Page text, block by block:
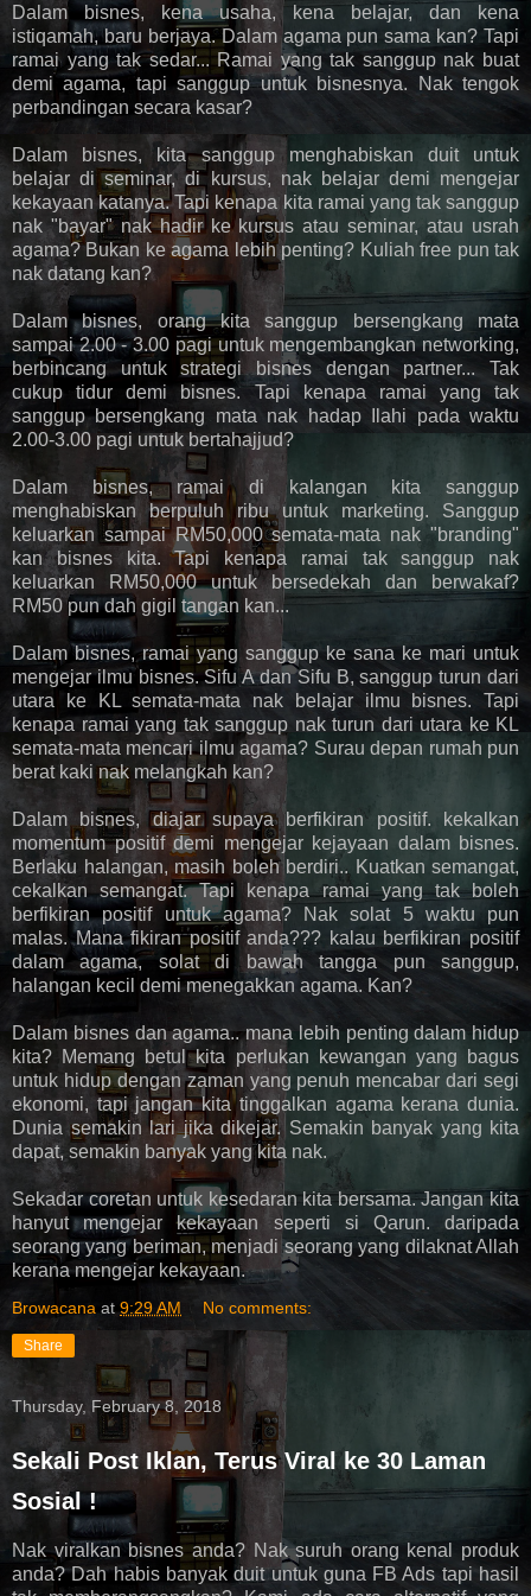
Dalam bisnes, kena usaha, kena belajar, dan kena
istiqamah, baru berjaya. Dalam agama pun sama kan? Tapi
ramai yang tak sedar... Ramai yang tak sanggup nak buat
demi agama, tapi sanggup untuk bisnesnya. Nak tengok
perbandingan secara kasar?
Dalam bisnes, kita sanggup menghabiskan duit untuk
belajar di seminar, di kursus, nak belajar demi mengejar
kekayaan katanya. Tapi kenapa kita ramai yang tak sanggup
nak "bayar" nak hadir ke kursus atau seminar, atau usrah
agama? Bukan ke agama lebih penting? Kuliah free pun tak
nak datang kan?
Dalam bisnes, orang kita sanggup bersengkang mata
sampai 2.00 - 3.00 pagi untuk mengembangkan networking,
berbincang untuk strategi bisnes dengan partner... Tak
cukup tidur demi bisnes. Tapi kenapa ramai yang tak
sanggup bersengkang mata nak hadap Ilahi pada waktu
2.00-3.00 pagi untuk bertahajjud?
Dalam bisnes, ramai di kalangan kita sanggup
menghabiskan berpuluh ribu untuk marketing. Sanggup
keluarkan sampai RM50,000 semata-mata nak "branding"
kan bisnes kita. Tapi kenapa ramai tak sanggup nak
keluarkan RM50,000 untuk bersedekah dan berwakaf?
RM50 pun dah gigil tangan kan...
Dalam bisnes, ramai yang sanggup ke sana ke mari untuk
mengejar ilmu bisnes. Sifu A dan Sifu B, sanggup turun dari
utara ke KL semata-mata nak belajar ilmu bisnes. Tapi
kenapa ramai yang tak sanggup nak turun dari utara ke KL
semata-mata mencari ilmu agama? Surau depan rumah pun
berat kaki nak melangkah kan?
Dalam bisnes, diajar supaya berfikiran positif. kekalkan
momentum positif demi mengejar kejayaan dalam bisnes.
Berlaku halangan, masih boleh berdiri.. Kuatkan semangat,
cekalkan semangat. Tapi kenapa ramai yang tak boleh
berfikiran positif untuk agama? Nak solat 5 waktu pun
malas. Mana fikiran positif anda??? kalau berfikiran positif
dalam agama, solat di bawah tangga pun sanggup,
halangan kecil demi menegakkan agama. Kan?
Dalam bisnes dan agama.. mana lebih penting dalam hidup
kita? Memang betul kita perlukan kewangan yang bagus
untuk hidup dengan zaman yang penuh mencabar dari segi
ekonomi, tapi jangan kita tinggalkan agama kerana dunia.
Dunia semakin lari jika dikejar. Semakin banyak yang kita
dapat, semakin banyak yang kita nak.
Sekadar coretan untuk kesedaran kita bersama. Jangan kita
hanyut mengejar kekayaan seperti si Qarun. daripada
seorang yang beriman, menjadi seorang yang dilaknat Allah
kerana mengejar kekayaan.
Browacana at 9:29 AM No comments:
Share
Thursday, February 8, 2018
Sekali Post Iklan, Terus Viral ke 30 Laman
Sosial !
Nak viralkan bisnes anda? Nak suruh orang kenal produk
anda? Dah habis banyak duit untuk guna FB Ads tapi hasil